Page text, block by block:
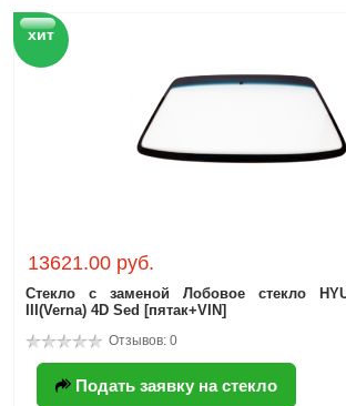
хит
13621.00 руб.
Стекло с заменой Лобовое стекло
III(Verna) 4D Sed [пятак+VIN]
Отзывов: 0
Подать заявку на стекло